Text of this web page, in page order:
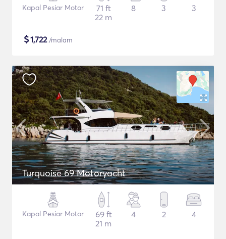
Kapal Pesiar Motor
71 ft
22 m
8 3 3
$1,722/malam
Turquoise 69 Motoryacht
Kapal Pesiar Motor
69 ft
21 m
4 2 4